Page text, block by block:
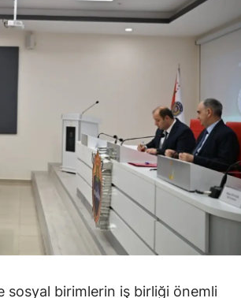
sosyal birimlerin iş birliği önemli